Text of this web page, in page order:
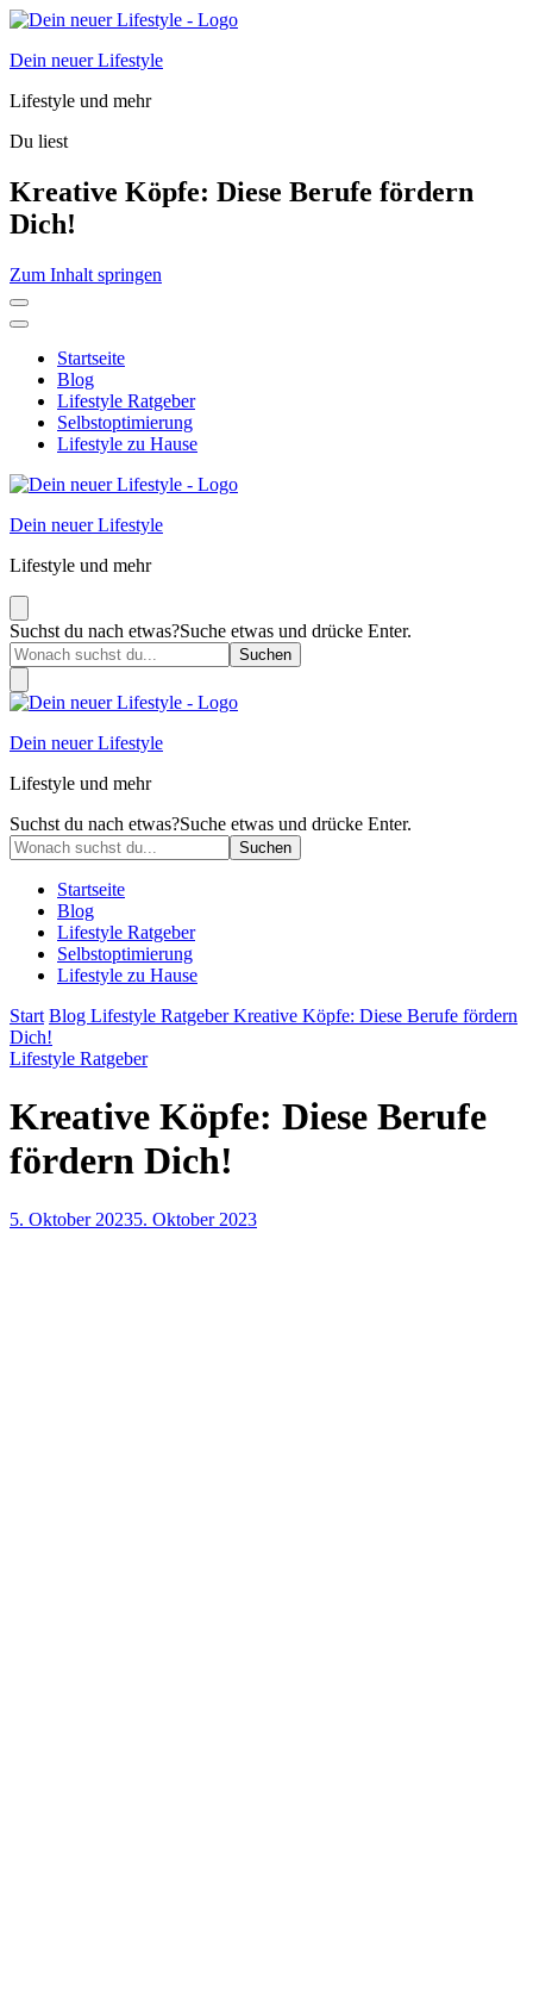
Dein neuer Lifestyle
Lifestyle und mehr
Du liest
Kreative Köpfe: Diese Berufe fördern
Dich!
Zum Inhalt springen
Startseite
Blog
Lifestyle Ratgeber
Selbstoptimierung
Lifestyle zu Hause
Dein neuer Lifestyle
Lifestyle und mehr
Suchst du nach etwas?Suche etwas und drücke Enter.
Dein neuer Lifestyle
Lifestyle und mehr
Suchst du nach etwas?Suche etwas und drücke Enter.
Startseite
Blog
Lifestyle Ratgeber
Selbstoptimierung
Lifestyle zu Hause
Start Blog Lifestyle RatgeberKreative Köpfe: Diese Berufe fördern
Dich!
Lifestyle Ratgeber
Kreative Köpfe: Diese Berufe
fördern Dich!
5. Oktober 20235. Oktober 2023